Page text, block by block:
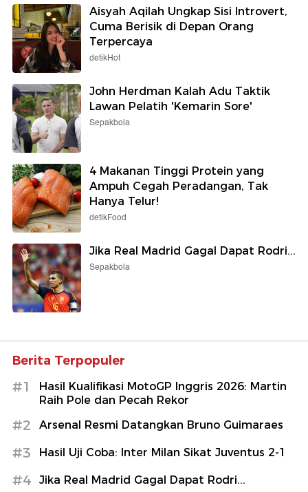
Aisyah Aqilah Ungkap Sisi Introvert,
Cuma Berisik di Depan Orang
Terpercaya
detikHot
John Herdman Kalah Adu Taktik
Lawan Pelatih 'Kemarin Sore'
Sepakbola
4 Makanan Tinggi Protein yang
Ampuh Cegah Peradangan, Tak
Hanya Telur!
detikFood
Jika Real Madrid Gagal Dapat Rodri...
Sepakbola
Berita Terpopuler
#1
Hasil Kualifikasi MotoGP Inggris 2026: Martin
Raih Pole dan Pecah Rekor
#2 Arsenal Resmi Datangkan Bruno Guimaraes
#3 Hasil Uji Coba: Inter Milan Sikat Juventus 2-1
#4 Jika Real Madrid Gagal Dapat Rodri...